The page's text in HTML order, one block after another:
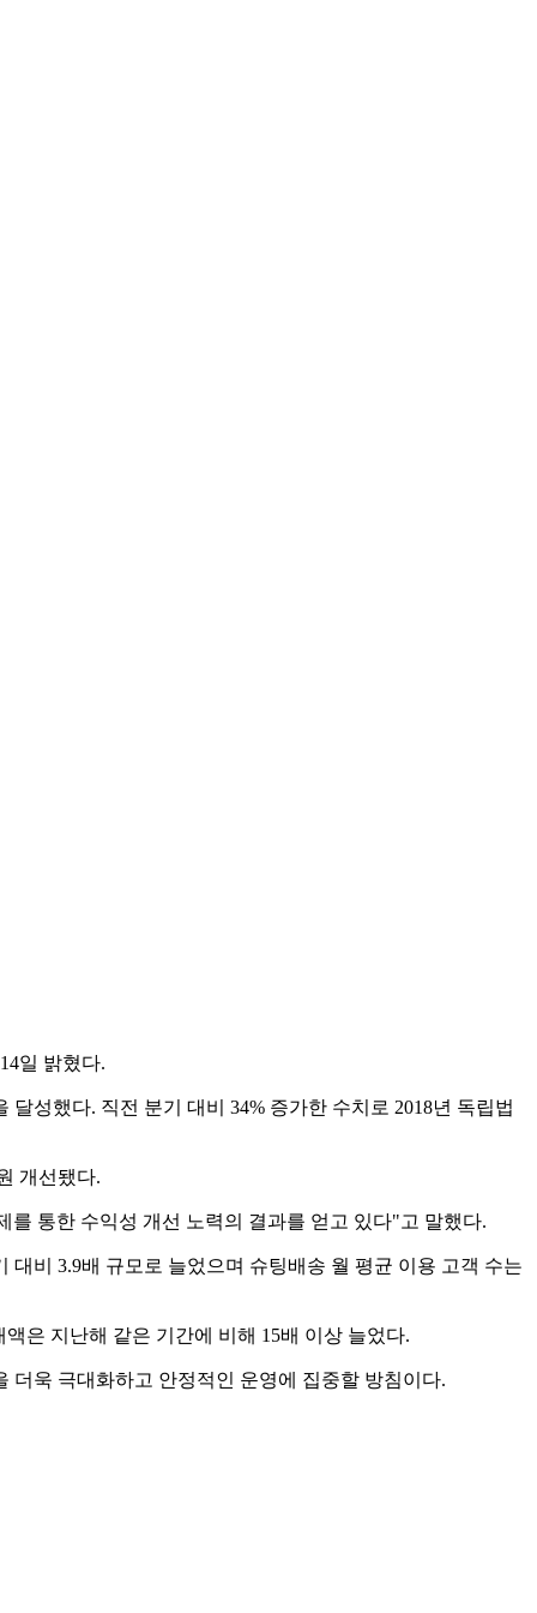
일 밝혔다.
성했다. 직전 분기 대비 34% 증가한 수치로 2018년 독립법
개선됐다.
통한 수익성 개선 노력의 결과를 얻고 있다"고 말했다.
비 3.9배 규모로 늘었으며 슈팅배송 월 평균 이용 고객 수는
은 지난해 같은 기간에 비해 15배 이상 늘었다.
더욱 극대화하고 안정적인 운영에 집중할 방침이다.